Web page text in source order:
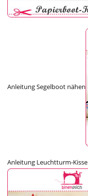
Anleitung Segelboot nähen
Anleitung Leuchtturm-